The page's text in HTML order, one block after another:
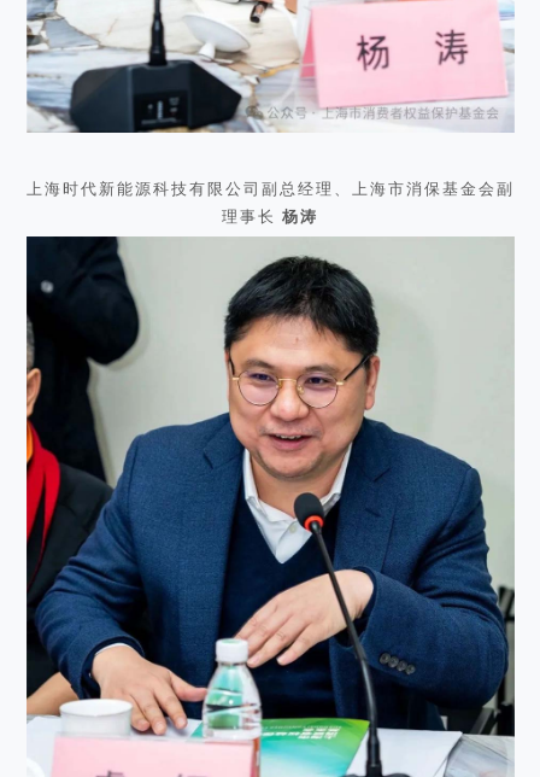
上海时代新能源科技有限公司副总经理、上海市消保基金会副
理事长 杨涛